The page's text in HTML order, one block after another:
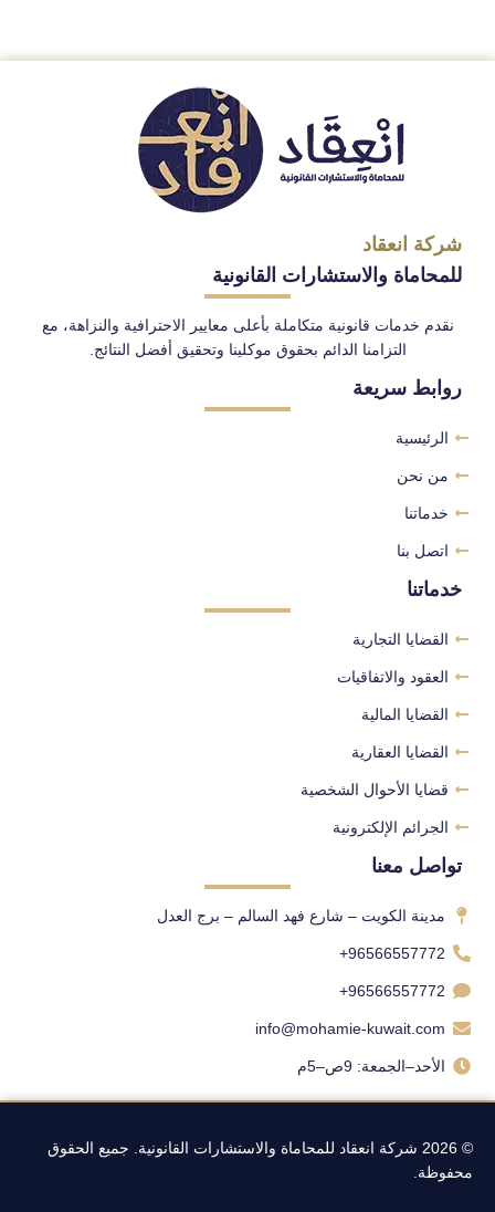
شركة انعقاد
للمحاماة والاستشارات القانونية
نقدم خدمات قانونية متكاملة بأعلى معايير الاحترافية والنزاهة، مع
التزامنا الدائم بحقوق موكلينا وتحقيق أفضل النتائج.
روابط سريعة
الرئيسية
من نحن
خدماتنا
اتصل بنا
خدماتنا
القضايا التجارية
العقود والاتفاقيات
القضايا المالية
القضايا العقارية
قضايا الأحوال الشخصية
الجرائم الإلكترونية
تواصل معنا
مدينة الكويت – شارع فهد السالم – برج العدل
96566557772+
96566557772+
info@mohamie-kuwait.com
الأحد–الجمعة: 9ص–5م
© 2026 شركة انعقاد للمحاماة والاستشارات القانونية. جميع الحقوق
محفوظة.